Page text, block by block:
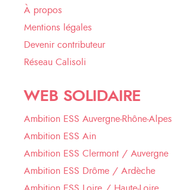
À propos
Mentions légales
Devenir contributeur
Réseau Calisoli
WEB SOLIDAIRE
Ambition ESS Auvergne-Rhône-Alpes
Ambition ESS Ain
Ambition ESS Clermont / Auvergne
Ambition ESS Drôme / Ardèche